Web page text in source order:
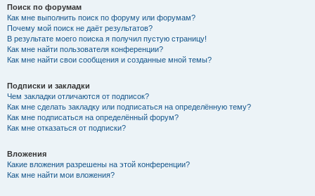
Поиск по форумам
Как мне выполнить поиск по форуму или форумам?
Почему мой поиск не даёт результатов?
В результате моего поиска я получил пустую страницу!
Как мне найти пользователя конференции?
Как мне найти свои сообщения и созданные мной темы?
Подписки и закладки
Чем закладки отличаются от подписок?
Как мне сделать закладку или подписаться на определённую тему?
Как мне подписаться на определённый форум?
Как мне отказаться от подписки?
Вложения
Какие вложения разрешены на этой конференции?
Как мне найти мои вложения?